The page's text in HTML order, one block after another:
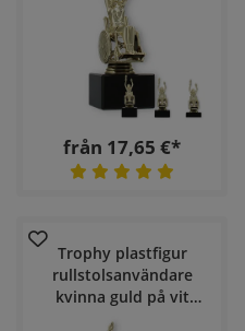
från 17,65 €*
Trophy plastfigur
rullstolsanvändare
kvinna guld på vit
marmorbass